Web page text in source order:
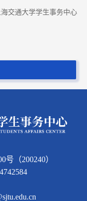
海交通大学学生事务中心
（200240）